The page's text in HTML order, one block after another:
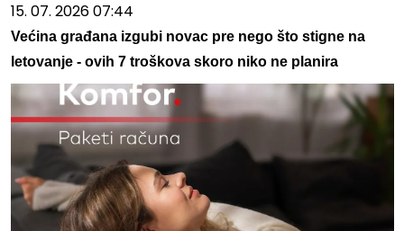
15. 07. 2026 07:44
Većina građana izgubi novac pre nego što stigne na
letovanje - ovih 7 troškova skoro niko ne planira